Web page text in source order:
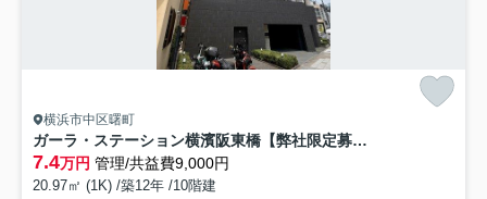
横浜市中区曙町
ガーラ・ステーション横濱阪東橋【弊社限定募集物件】
7.4万円 管理/共益費9,000円
20.97㎡ (1K) /築12年 /10階建